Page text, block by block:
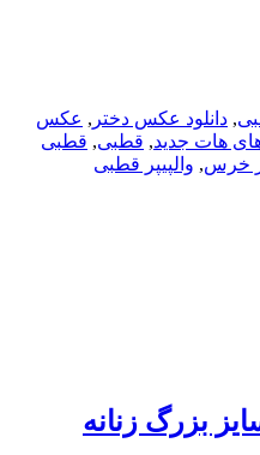
, دانلود عکس دختر , عکس
هات جدید, قطبی, قطبی
خرس, والپیپر قطبی
بزرگ زنانه